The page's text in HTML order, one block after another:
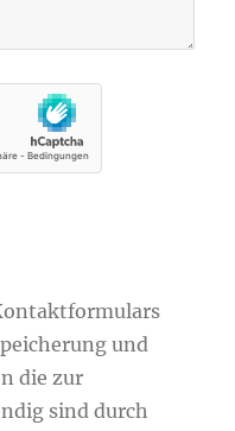
und
die zur
sind durch